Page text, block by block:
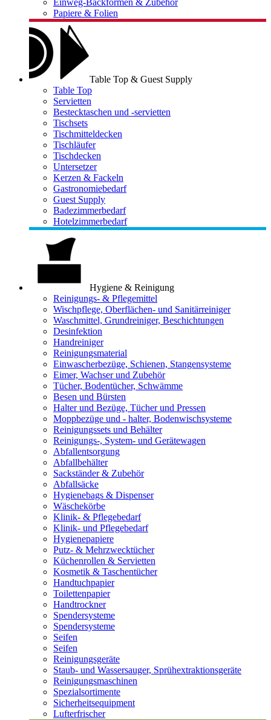
Einweg-Backformen & Zubehör
Papiere & Folien
Table Top & Guest Supply
Table Top
Servietten
Bestecktaschen und -servietten
Tischsets
Tischmitteldecken
Tischläufer
Tischdecken
Untersetzer
Kerzen & Fackeln
Gastronomiebedarf
Guest Supply
Badezimmerbedarf
Hotelzimmerbedarf
Hygiene & Reinigung
Reinigungs- & Pflegemittel
Wischpflege, Oberflächen- und Sanitärreiniger
Waschmittel, Grundreiniger, Beschichtungen
Desinfektion
Handreiniger
Reinigungsmaterial
Einwascherbezüge, Schienen, Stangensysteme
Eimer, Wachser und Zubehör
Tücher, Bodentücher, Schwämme
Besen und Bürsten
Halter und Bezüge, Tücher und Pressen
Moppbezüge und - halter, Bodenwischsysteme
Reinigungssets und Behälter
Reinigungs-, System- und Gerätewagen
Abfallentsorgung
Abfallbehälter
Sackständer & Zubehör
Abfallsäcke
Hygienebags & Dispenser
Wäschekörbe
Klinik- & Pflegebedarf
Klinik- und Pflegebedarf
Hygienepapiere
Putz- & Mehrzwecktücher
Küchenrollen & Servietten
Kosmetik & Taschentücher
Handtuchpapier
Toilettenpapier
Handtrockner
Spendersysteme
Spendersysteme
Seifen
Seifen
Reinigungsgeräte
Staub- und Wassersauger, Sprühextraktionsgeräte
Reinigungsmaschinen
Spezialsortimente
Sicherheitsequipment
Lufterfrischer